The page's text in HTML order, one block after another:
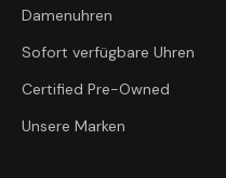
Damenuhren
Sofort verfügbare Uhren
Certified Pre-Owned
Unsere Marken